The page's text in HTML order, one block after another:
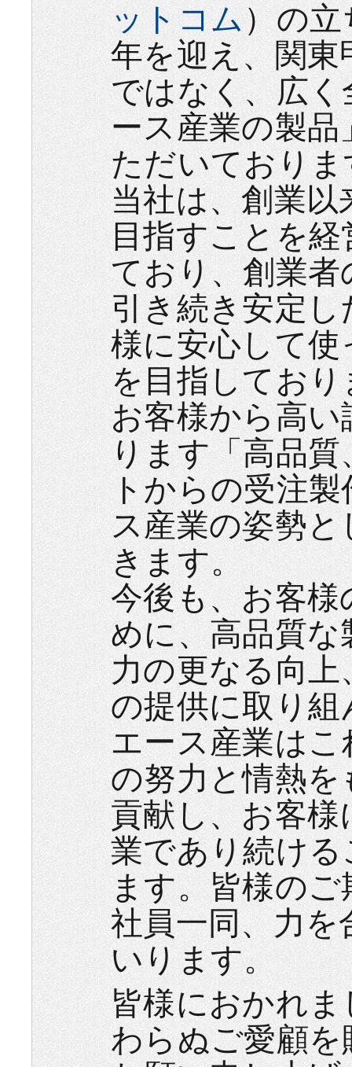
ットコム ）の
年を迎え、関
ではなく、広
ース産業の製
ただいておりま
当社は、創業
目指すことを
ており、創業
引き続き安定
様に安心して
を目指しており
お客様から高
ります「高品
トからの受注
ス産業の姿勢
きます。
今後も、お客
めに、高品質
力の更なる向
の提供に取り
エース産業は
の努力と情熱
貢献し、お客
業であり続け
ます。皆様の
社員一同、力
いります。
皆様におかれ
わらぬご愛顧